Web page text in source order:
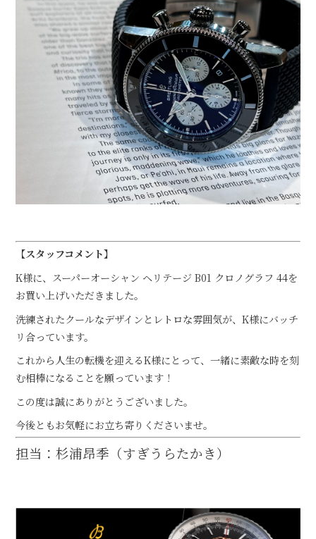
【スタッフコメント】
K様に、スーパーオーシャン ヘリテージ B01 クロノグラフ 44を
お買い上げいただきました。
洗練されたクールなデザインとレトロな雰囲気が、K様にバッチ
リ合っています。
これから人生の転機を迎えるK様にとって、一緒に素敵な時を刻
む相棒になることを願っています！
この度は誠にありがとうございました。
今後ともお気軽にお立ち寄りくださいませ。
担当：杉浦昂季（すぎうらたかき）